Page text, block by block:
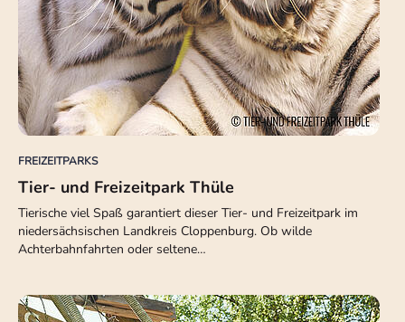
FREIZEITPARKS
Tier- und Freizeitpark Thüle
Tierische viel Spaß garantiert dieser Tier- und Freizeitpark im
niedersächsischen Landkreis Cloppenburg. Ob wilde
Achterbahnfahrten oder seltene…